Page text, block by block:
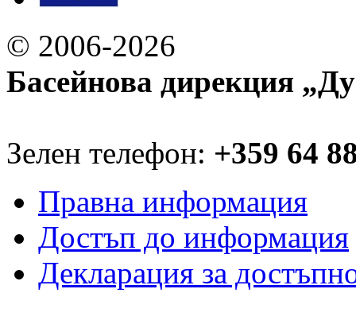
© 2006-2026
Басейнова дирекция
Зелен телефон: +359 64
Правна информация
Достъп до информация
Декларация за